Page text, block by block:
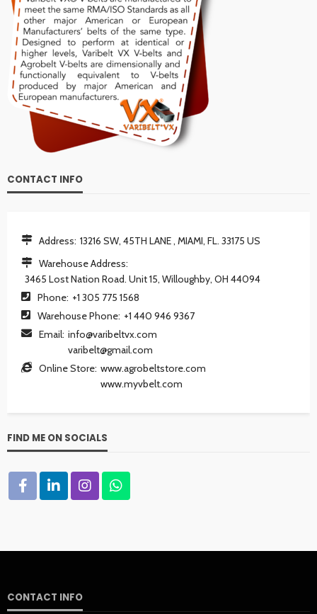
CONTACT INFO
Address: 13216 SW, 45TH LANE , MIAMI, FL. 33175 US
Warehouse Address:
3465 Lost Nation Road. Unit 15, Willoughby, OH 44094
Phone: +1 305 775 1568
Warehouse Phone: +1 440 946 9367
Email: info@varibeltvx.com
varibelt@gmail.com
Online Store: www.agrobeltstore.com
www.myvbelt.com
FIND ME ON SOCIALS
CONTACT INFO